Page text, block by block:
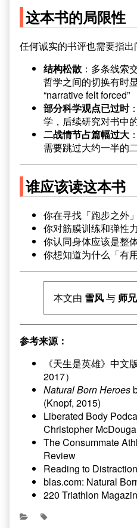
这本书的局限性
任何诚实的书评也需要指出
结构松散 ：多条线索
哲学之间的切换有时
“narrative felt forced”
部分科学观点已过时
学，后续研究对书中
二战情节占篇幅过大
需要跳过大约一半的
谁应该读这本书
你在寻找「跑步之外
你对筋膜训练和弹性
你认同身体应该是整
你想知道为什么「有
本文由 雪风与 师兄
参考来源：
《天生是英雄》中文
2017）
Natural Born Heroes
(Knopf, 2015)
Liberated Body
Christopher
The Consummate
Review
Reading to
blas.com: Natural
220 Triathlon